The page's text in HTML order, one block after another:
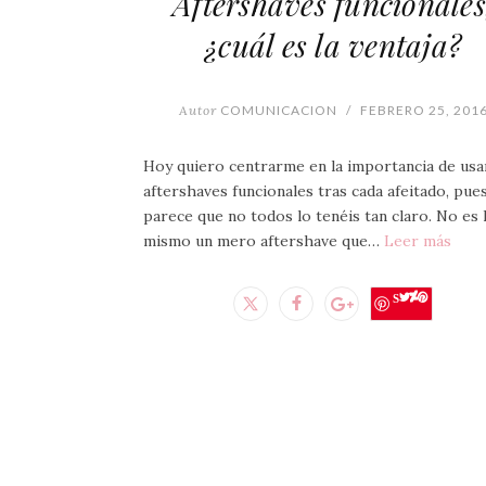
¿cuál es la ventaja?
AutorCOMUNICACION / FEBRERO 25, 2016
Hoy quiero centrarme en la importancia de
aftershaves funcionales tras cada afeitado, pues
parece que no todos lo tenéis tan claro. No es
mismo un mero aftershave que… Leer más
Save